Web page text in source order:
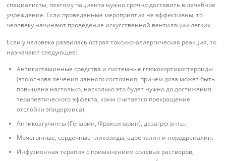
специалисты, поэтому пациента нужно срочно доставить в лечебное
учреждение. Если проведенные мероприятия не эффективны, то
человеку начинают проведение искусственной вентиляции легких.
Если у человека развилась острая токсико-аллергическая реакция, то
назначают следующее:
Антигистаминные средства и системные глюкокортикостероиды
(это основа лечения данного состояния, причем доза может быть
повышена настолько, насколько это будет нужно до достижения
терапевтического эффекта, коим считается прекращение
отслойки эпидермиса).
Антикоагулянты (Гепарин, Фраксипарин), дезагреганты.
Мочегонные, сердечные гликозиды, адреналин и норадреналин.
Инфузионная терапия с применением солевых растворов,